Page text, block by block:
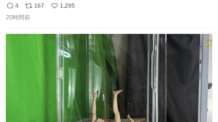
ートが使用されていました。 その後、この制度は廃止さ
れ、すべての「0」ナンバープレートは抹消・無効化され
着した車両が発見されました。 今でも残っていること自体
が奇跡です……。
返
信
4
リ
ポ
167
い
数
1,295
20時間前